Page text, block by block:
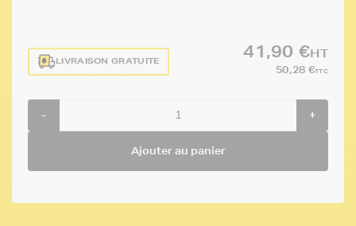
LIVRAISON GRATUITE
41,90 €HT
50,28 €TTC
- +
Ajouter au panier